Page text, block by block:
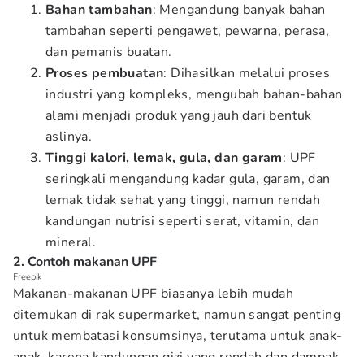
Bahan tambahan: Mengandung banyak bahan
tambahan seperti pengawet, pewarna, perasa,
dan pemanis buatan.
Proses pembuatan: Dihasilkan melalui proses
industri yang kompleks, mengubah bahan-bahan
alami menjadi produk yang jauh dari bentuk
aslinya.
Tinggi kalori, lemak, gula, dan garam: UPF
seringkali mengandung kadar gula, garam, dan
lemak tidak sehat yang tinggi, namun rendah
kandungan nutrisi seperti serat, vitamin, dan
mineral.
2. Contoh makanan UPF
Freepik
Makanan-makanan UPF biasanya lebih mudah
ditemukan di rak supermarket, namun sangat penting
untuk membatasi konsumsinya, terutama untuk anak-